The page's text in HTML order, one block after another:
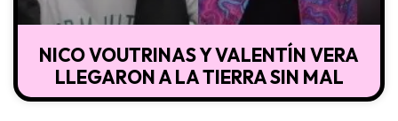
NICO VOUTRINAS Y VALENTÍN VERA
LLEGARON A LA TIERRA SIN MAL